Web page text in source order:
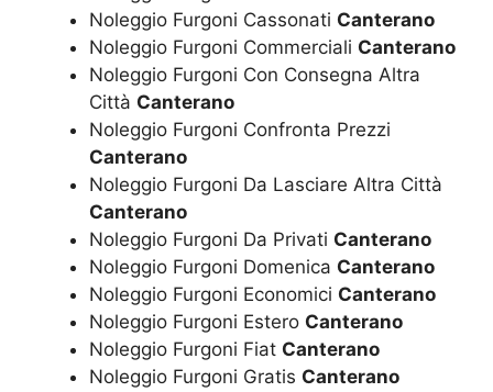
Noleggio Furgoni Cassonati Canterano
Noleggio Furgoni Commerciali Canterano
Noleggio Furgoni Con Consegna Altra
Città Canterano
Noleggio Furgoni Confronta Prezzi
Canterano
Noleggio Furgoni Da Lasciare Altra Città
Canterano
Noleggio Furgoni Da Privati Canterano
Noleggio Furgoni Domenica Canterano
Noleggio Furgoni Economici Canterano
Noleggio Furgoni Estero Canterano
Noleggio Furgoni Fiat Canterano
Noleggio Furgoni Gratis Canterano